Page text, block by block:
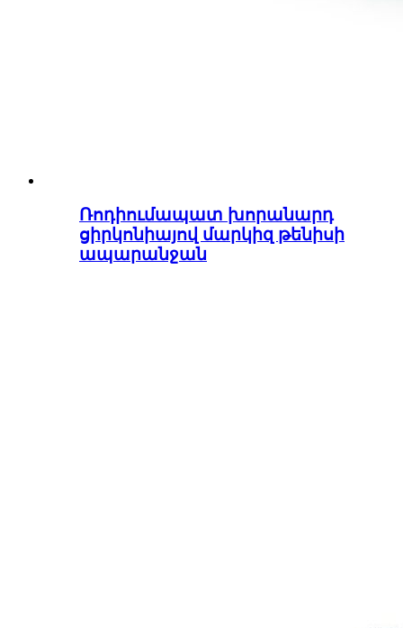
Ռոդիումապատ խորանարդ
ցիրկոնիայով մարկիզ թենիսի
ապարանջան